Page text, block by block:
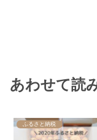
あわせて読
ふるさと納税